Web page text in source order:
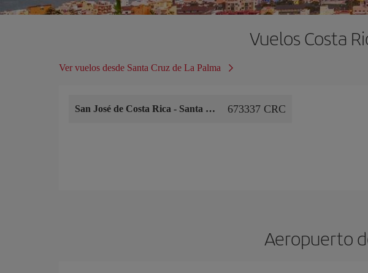
Vuelos Costa
Ver vuelos desde Santa Cruz de La Palma
San José de Costa Rica - Santa Cruz de La Palma 673337 CRC
Aeropuerto